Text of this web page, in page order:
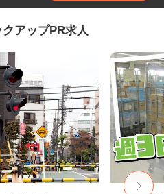
アップPR求人